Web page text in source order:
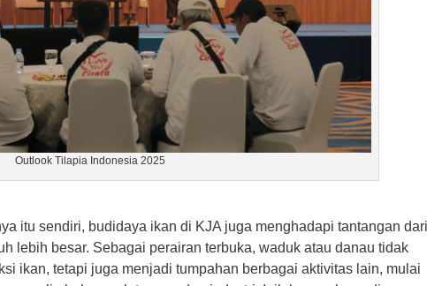
Outlook Tilapia Indonesia 2025
itu sendiri, budidaya ikan di KJA juga menghadapi tantangan
lebih besar. Sebagai perairan terbuka, waduk atau danau tidak
ikan, tetapi juga menjadi tumpahan berbagai aktivitas lain, mulai